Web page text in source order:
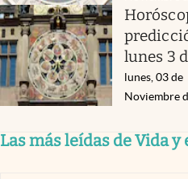
lunes 3
lunes, 03 de
Noviembre
Las más leídas de Vida y